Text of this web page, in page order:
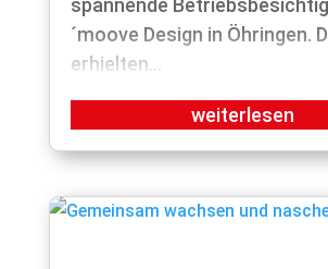
´moove Design in Öhringen.
erhielten...